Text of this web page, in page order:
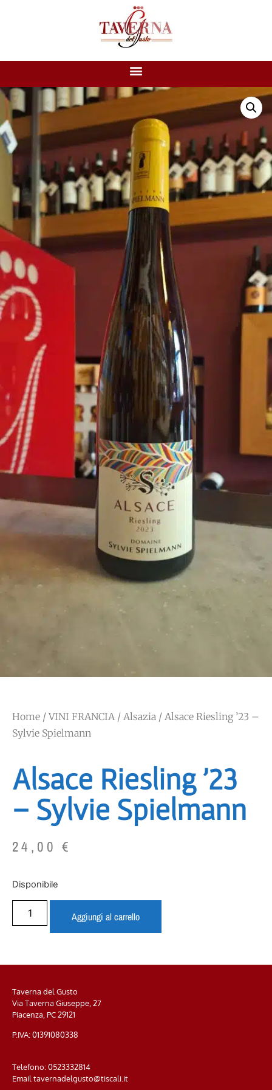
Home /VINI FRANCIA / Alsazia / Alsace Riesling ’23 –
Sylvie Spielmann
Alsace Riesling ’23
– Sylvie Spielmann
24,00€
Disponibile
Aggiungi al carrello
Taverna del Gusto
Via Taverna Giuseppe, 27
Piacenza, PC29121
P.IVA: 01391080338
Telefono:0523332814
Emailtavernadelgusto@tiscali.it